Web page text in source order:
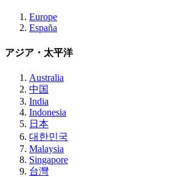
Europe
España
アジア・太平洋
Australia
中国
India
Indonesia
日本
대한민국
Malaysia
Singapore
台灣